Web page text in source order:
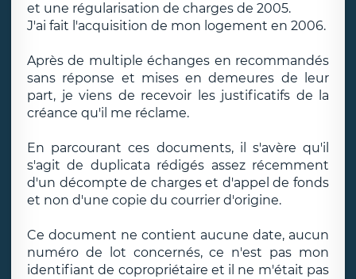
et une régularisation de charges de 2005.
J'ai fait l'acquisition de mon logement en 2006.
Après de multiple échanges en recommandés
sans réponse et mises en demeures de leur
part, je viens de recevoir les justificatifs de la
créance qu'il me réclame.
En parcourant ces documents, il s'avère qu'il
s'agit de duplicata rédigés assez récemment
d'un décompte de charges et d'appel de fonds
et non d'une copie du courrier d'origine.
Ce document ne contient aucune date, aucun
numéro de lot concernés, ce n'est pas mon
identifiant de copropriétaire et il ne m'était pas